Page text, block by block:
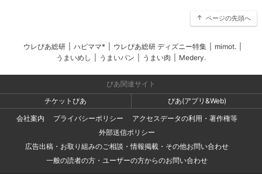
ページの先頭へ
ウレぴあ総研 ハピママ* ウレぴあ総研 ディズニー特集 mimot.
うまいめし
うまいパン うまい肉 Medery.
ぴあ関連サイト
チケットぴあ
ぴあ(アプリ&Web)
会社案内
プライバシーポリシー
アクセスデータの利用・著作権等
外部送信ポリシー
広告出稿・お取り組みのご相談・情報掲載・その他お問い合わせ
一般の読者の方・ユーザーの方からのお問い合わせ